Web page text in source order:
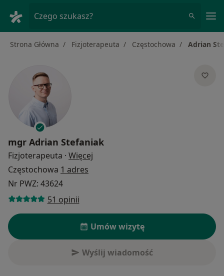
Czego szukasz?
Strona Główna Fizjoterapeuta Częstochowa Adrian
mgr Adrian Stefaniak
Fizjoterapeuta · Więcej
Częstochowa 1 adres
Nr PWZ: 43624
51 opinii
Umów wizytę
Wyślij wiadomość